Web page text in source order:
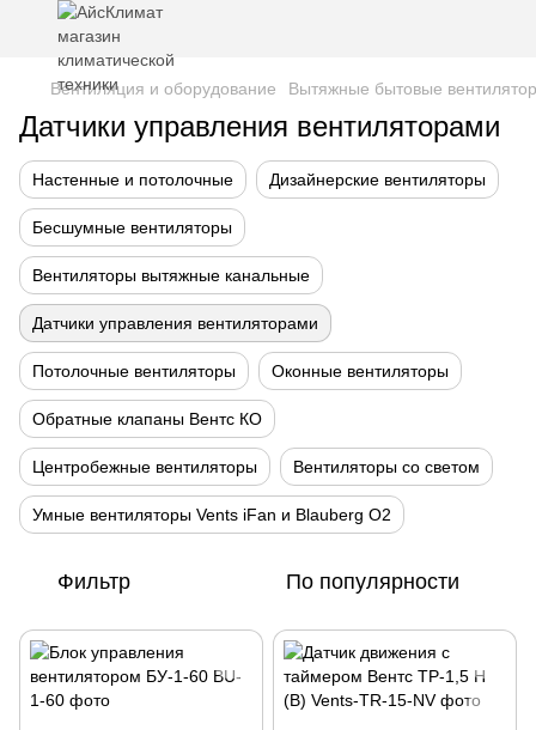
Вентиляция и оборудование Вытяжные бытовые
Датчики управления вентиляторами
Настенные и потолочные Дизайнерские вентиляторы
Бесшумные вентиляторы
Вентиляторы вытяжные канальные
Датчики управления вентиляторами
Потолочные вентиляторы Оконные вентиляторы
Обратные клапаны Вентс КО
Центробежные вентиляторы Вентиляторы со светом
Умные вентиляторы Vents iFan и Blauberg O2
Фильтр По популярности